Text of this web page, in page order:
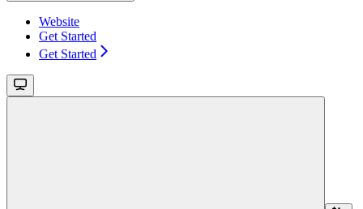
Website
Get Started
Get Started